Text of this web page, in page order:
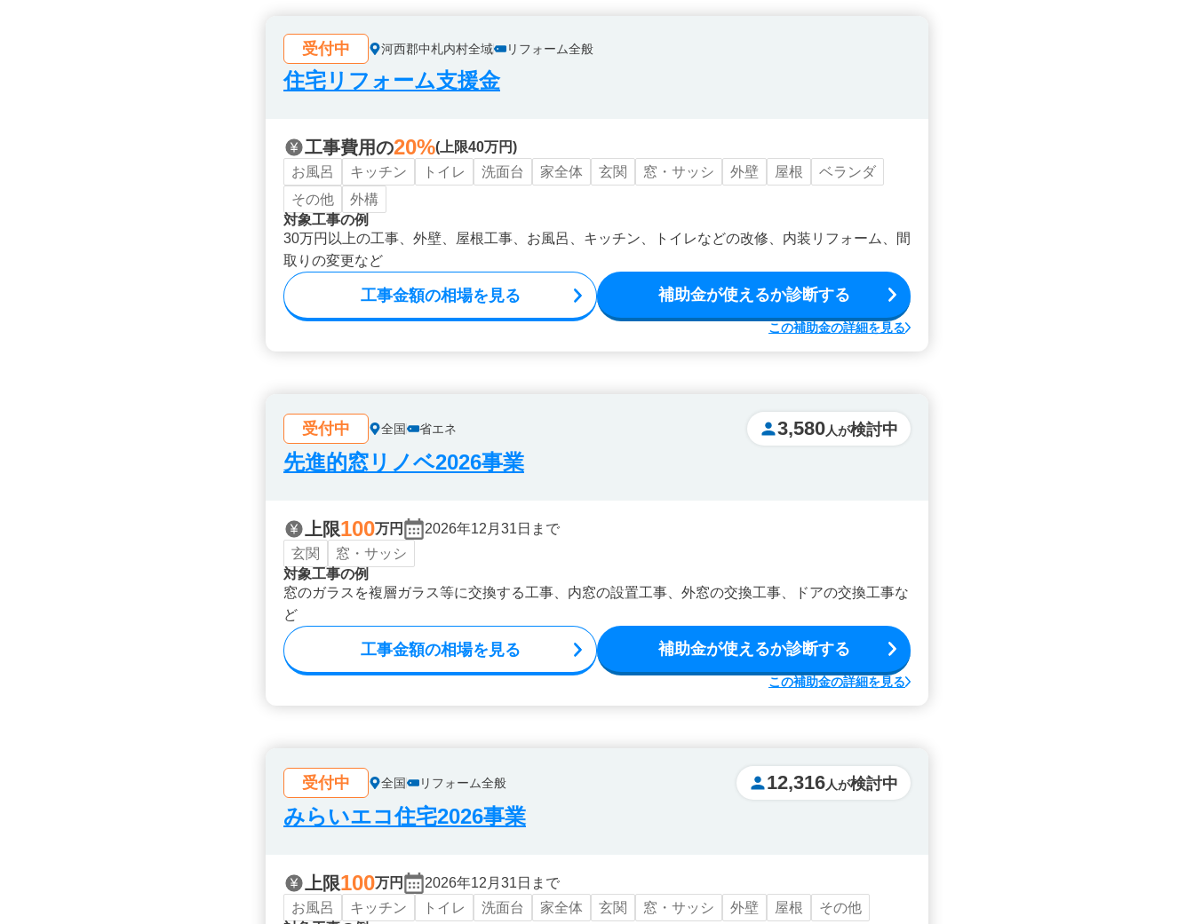
受付中 河西郡中札内村全域 リフォーム全般
住宅リフォーム支援金
工事費用の20%(上限40万円)
お風呂
キッチン トイレ 洗面台 家全体 玄関 窓・サッシ 外壁 屋根
ベランダ
その他
外構
対象工事の例
30万円以上の工事、外壁、屋根工事、お風呂、キッチン、トイレなどの改修、内装リフォーム、間
取りの変更など
工事金額の相場を見る 補助金が使えるか診断する
この補助金の詳細を見る
受付中 全国 省エネ 3,580人が検討中
先進的窓リノベ2026事業
上限100万円
2026年12月31日まで
玄関
窓・サッシ
対象工事の例
窓のガラスを複層ガラス等に交換する工事、内窓の設置工事、外窓の交換工事、ドアの交換工事な
ど
工事金額の相場を見る 補助金が使えるか診断する
この補助金の詳細を見る
受付中 全国 リフォーム全般 12,316人が検討中
みらいエコ住宅2026事業
上限100万円
2026年12月31日まで
お風呂
キッチン トイレ 洗面台 家全体 玄関 窓・サッシ 外壁 屋根
その他